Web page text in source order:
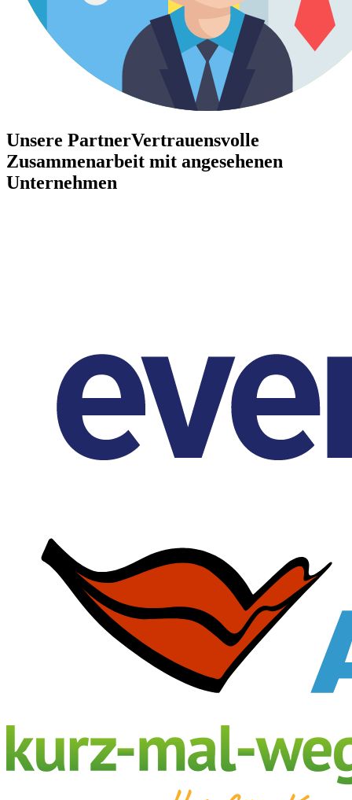
Unsere PartnerVertrauensvolle
Zusammenarbeit mit angesehenen
Unternehmen